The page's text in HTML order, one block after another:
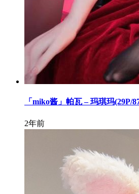
「miko酱」帕瓦 – 玛琪玛(29P/
2年前